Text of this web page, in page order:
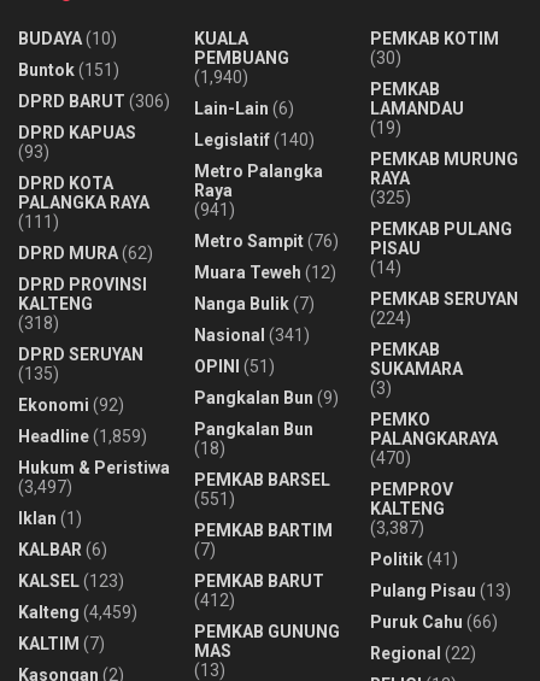
BUDAYA(10)
Buntok(151)
DPRD BARUT (306)
DPRD KAPUAS
(93)
DPRD KOTA
PALANGKA RAYA
(111)
DPRD MURA(62)
DPRD PROVINSI
KALTENG
(318)
DPRD SERUYAN
(135)
Ekonomi (92)
Headline(1,859)
Hukum & Peristiwa
(3,497)
Iklan (1)
KALBAR(6)
KALSEL(123)
Kalteng (4,459)
KALTIM (7)
Kasongan (2)
KUALA
PEMBUANG
(1,940)
Lain-Lain (6)
Legislatif(140)
Metro Palangka
Raya
(941)
Metro Sampit(76)
Muara Teweh (12)
Nanga Bulik(7)
Nasional (341)
OPINI
(51)
Pangkalan Bun (9)
Pangkalan Bun
(18)
PEMKAB BARSEL
(551)
PEMKAB BARTIM
(7)
PEMKAB BARUT
(412)
PEMKAB GUNUNG
MAS
(13)
PEMKAB KOTIM
(30)
PEMKAB
LAMANDAU
(19)
PEMKAB MURUNG
RAYA
(325)
PEMKAB PULANG
PISAU
(14)
PEMKAB SERUYAN
(224)
PEMKAB
SUKAMARA
(3)
PEMKO
PALANGKARAYA
(470)
PEMPROV
KALTENG
(3,387)
Politik(41)
Pulang Pisau (13)
Puruk Cahu (66)
Regional (22)